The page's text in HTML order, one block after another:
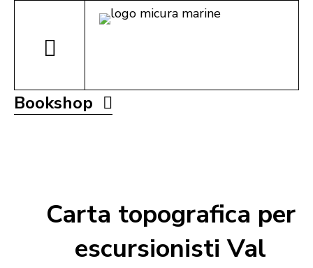
Bookshop
Carta topografica per
escursionisti Val